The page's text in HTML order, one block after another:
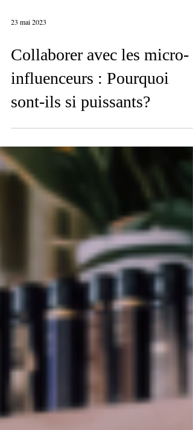
Collaborer avec les micro-
influenceurs : Pourquoi
sont-ils si puissants?